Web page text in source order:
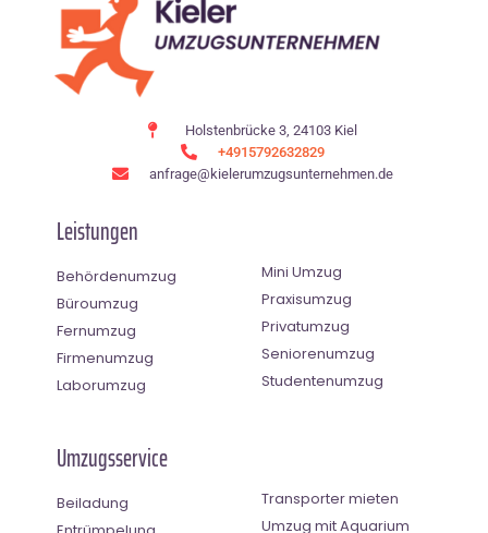
Holstenbrücke 3, 24103 Kiel
+4915792632829
anfrage@kielerumzugsunternehmen.de
Leistungen
Behördenumzug
Büroumzug
Fernumzug
Firmenumzug
Laborumzug
Mini Umzug
Praxisumzug
Privatumzug
Seniorenumzug
Studentenumzug
Umzugsservice
Beiladung
Transporter mieten
Umzug mit Aquarium